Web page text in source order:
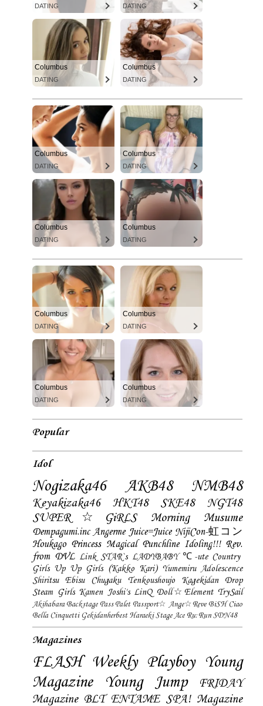
DATING DATING
Columbus
DATING
Columbus
DATING
Columbus
DATING
Columbus
DATING
Columbus
DATING
Columbus
DATING
Columbus
DATING
Columbus
DATING
Columbus
DATING
Columbus
DATING
Popular
Idol
Nogizaka46 AKB48 NMB48
Keyakizaka46 HKT48 SKE48
NGT48
SUPER☆GiRLS
Morning Musume
Dempagumi.inc Angerme Juice=Juice NijiCon-虹コン
Houkago Princess Magical Punchline Idoling!!! Rev.
from DVL Link STAR`s LADYBABY ℃-ute Country
Girls Up Up Girls (Kakko Kari) Yumemiru Adolescence
Shiritsu Ebisu Chugaku
Tenkoushoujo Kagekidan
Drop
Steam Girls Kamen Joshi's LinQ Doll☆Element TrySail
Akihabara Backstage Pass Palet Passport☆ Ange☆Reve BiSH Ciao
Bella Cinquetti Gekidanherbest Haraeki Stage Ace Ru:Run SDN48
Magazines
FLASH Weekly Playboy Young
Magazine
Young Jump
FRIDAY
Magazine BLT ENTAME SPA! Magazine